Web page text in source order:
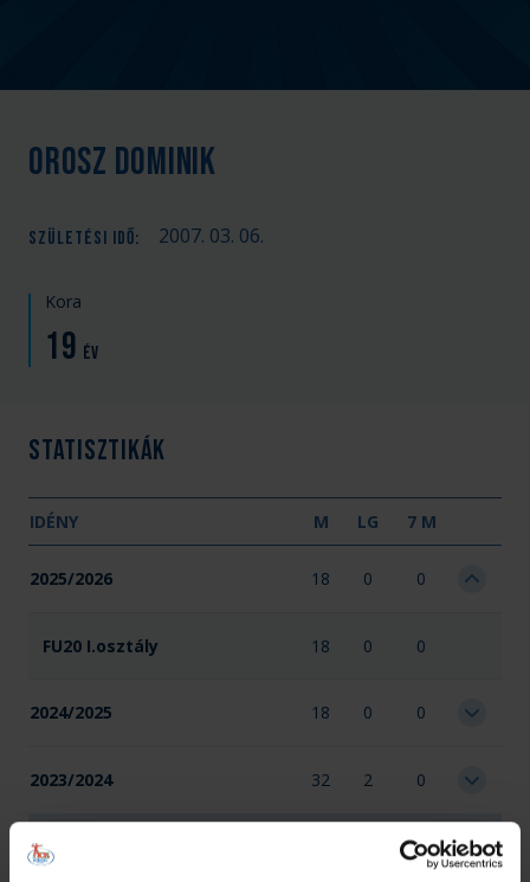
Orosz Dominik
SZÜLETÉSI IDŐ: 2007. 03. 06.
Kora
19 év
Statisztikák
IDÉNY M LG 7 M
2025/2026 18 0 0
FU20 I.osztály 18 0 0
2024/2025 18 0 0
2023/2024 32 2 0
Összesen 0